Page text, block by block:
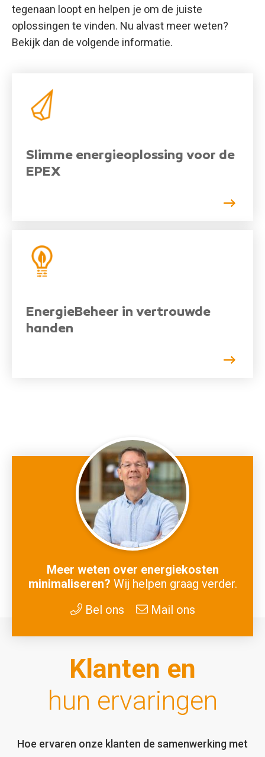
tegenaan loopt en helpen je om de juiste
oplossingen te vinden. Nu alvast meer weten?
Bekijk dan de volgende informatie.
Slimme energieoplossing voor de
EPEX
EnergieBeheer in vertrouwde
handen
Meer weten over energiekosten
minimaliseren? Wij helpen graag verder.
Bel ons
Mail ons
Klanten en
hun ervaringen
Hoe ervaren onze klanten de samenwerking met